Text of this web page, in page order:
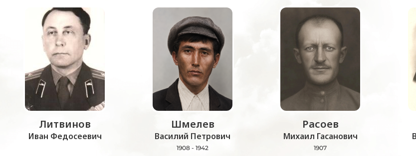
Литвинов
Иван Федосеевич
Шмелев
Василий Петрович
1908 - 1942
Расоев
Михаил Гасанович
1907